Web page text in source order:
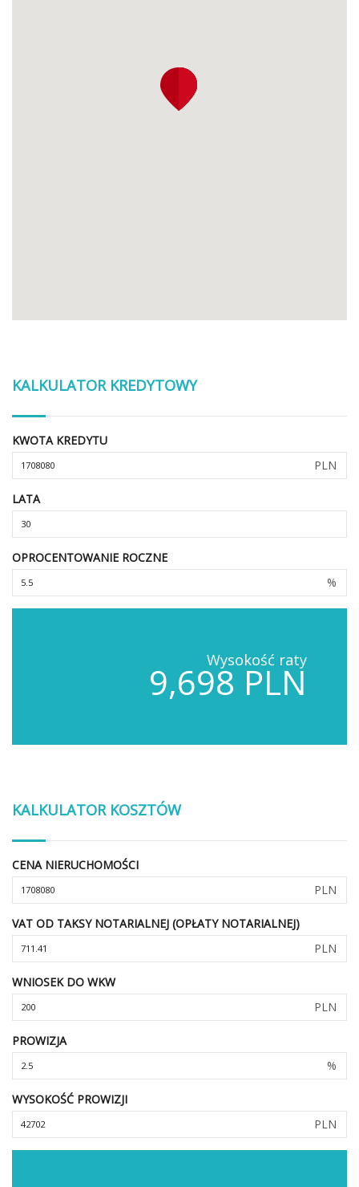
KALKULATOR KREDYTOWY
KWOTA KREDYTU
PLN
LATA
OPROCENTOWANIE ROCZNE
%
Wysokość raty
9,698 PLN
KALKULATOR KOSZTÓW
CENA NIERUCHOMOŚCI
PLN
VAT OD TAKSY NOTARIALNEJ (OPŁATY NOTARIALNEJ)
PLN
WNIOSEK DO WKW
PLN
PROWIZJA
%
WYSOKOŚĆ PROWIZJI
PLN